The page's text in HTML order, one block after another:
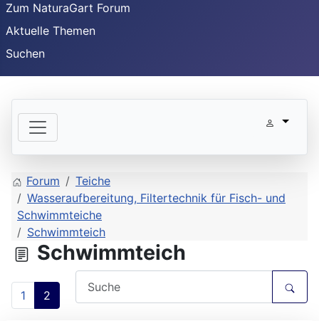
Zum NaturaGart Forum
Aktuelle Themen
Suchen
Forum
Teiche
Wasseraufbereitung, Filtertechnik für Fisch- und
Schwimmteiche
Schwimmteich
Schwimmteich
1 2